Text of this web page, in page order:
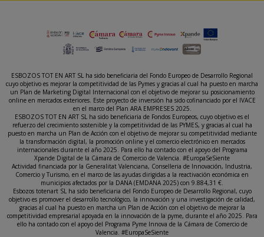
ESBOZOS TOT EN ART SL ha sido beneficiaria del Fondo Europeo de Desarrollo Regional
cuyo objetivo es mejorar la competitividad de las Pymes y gracias al cual ha puesto en marcha
un Plan de Marketing Digital Internacional con el objetivo de mejorar su posicionamiento
online en mercados exteriores. Este proyecto de inversión ha sido cofinanciado por el IVACE
en el marco del Plan ARA EMPRESES 2025.
ESBOZOS TOT EN ART SL ha sido beneficiaria de Fondos Europeos, cuyo objetivo es el
refuerzo del crecimiento sostenible y la competitividad de las PYMES, y gracias al cual ha
puesto en marcha un Plan de Acción con el objetivo de mejorar su competitividad mediante
la transformación digital, la promoción online y el comercio electrónico en mercados
internacionales durante el año 2025. Para ello ha contado con el apoyo del Programa
Xpande Digital de la Cámara de Comercio de Valencia. #EuropaSeSiente
Actividad financiada por la Generalitat Valenciana, Conselleria de Innovación, Industria,
Comercio y Turismo, en el marco de las ayudas dirigidas a la reactivación económica en
municipios afectados por la DANA (EMDANA 2025) con 9.884,31 €.
Esbozos totenart SL ha sido beneficiaria del Fondo Europeo de Desarrollo Regional, cuyo
objetivo es promover el desarrollo tecnológico, la innovación y una investigación de calidad,
gracias al cual ha puesto en marcha un Plan de Acción con el objetivo de mejorar la
competitividad empresarial apoyada en la innovación de la pyme, durante el año 2025. Para
ello ha contado con el apoyo del Programa Pyme Innova de la Cámara de Comercio de
Valencia. #EuropaSeSiente